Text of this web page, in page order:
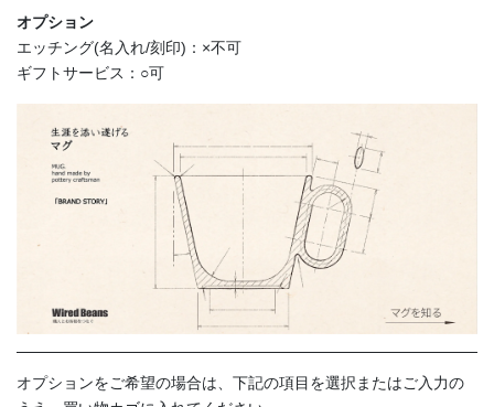
オプション
エッチング(名入れ/刻印)：×不可
ギフトサービス：○可
オプションをご希望の場合は、下記の項目を選択またはご入力の